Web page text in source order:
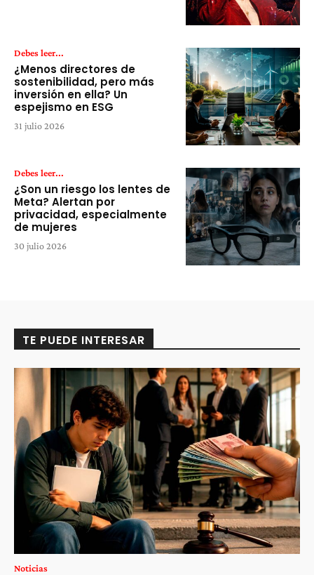
Debes leer...
¿Menos directores de
sostenibilidad, pero más
inversión en ella? Un
espejismo en ESG
31 julio 2026
Debes leer...
¿Son un riesgo los lentes de
Meta? Alertan por
privacidad, especialmente
de mujeres
30 julio 2026
TE PUEDE INTERESAR
Noticias